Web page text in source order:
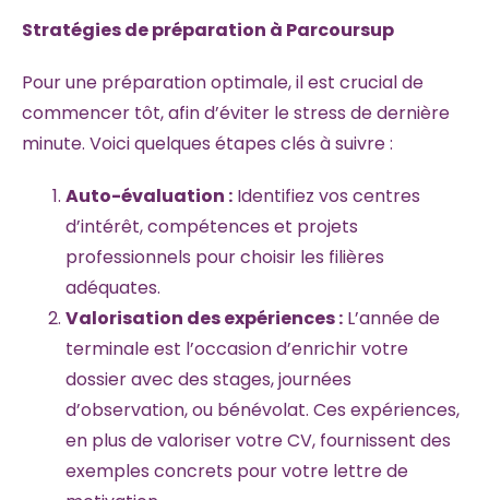
Stratégies de préparation à Parcoursup
Pour une préparation optimale, il est crucial de
commencer tôt, afin d’éviter le stress de dernière
minute. Voici quelques étapes clés à suivre :
Auto-évaluation : Identifiez vos centres
d’intérêt, compétences et projets
professionnels pour choisir les filières
adéquates.
Valorisation des expériences : L’année de
terminale est l’occasion d’enrichir votre
dossier avec des stages, journées
d’observation, ou bénévolat. Ces expériences,
en plus de valoriser votre CV, fournissent des
exemples concrets pour votre lettre de